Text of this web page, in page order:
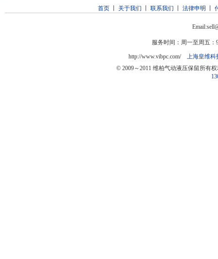
首页丨 关于我们 联系我们 法律申明
服务时间：周一至周五：
http://www.vibpc.com/ 上海皇维科
© 2009～2011 维柏气动液压保留所有